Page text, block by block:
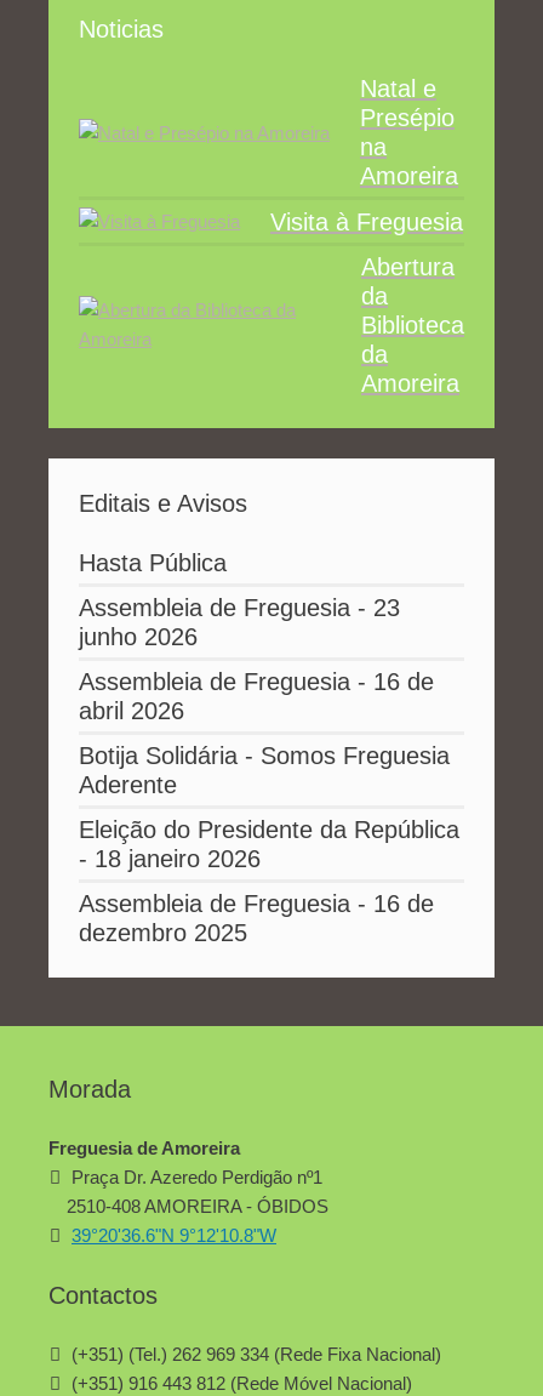
Noticias
Natal e
Presépio
na
Amoreira
Visita à Freguesia
Abertura
da
Biblioteca
da
Amoreira
Editais e Avisos
Hasta Pública
Assembleia de Freguesia - 23
junho 2026
Assembleia de Freguesia - 16 de
abril 2026
Botija Solidária - Somos Freguesia
Aderente
Eleição do Presidente da República
- 18 janeiro 2026
Assembleia de Freguesia - 16 de
dezembro 2025
Morada
Freguesia de Amoreira
Praça Dr. Azeredo Perdigão nº1
2510-408 AMOREIRA - ÓBIDOS
39°20'36.6"N 9°12'10.8"W
Contactos
(+351) (Tel.) 262 969 334 (Rede Fixa Nacional)
(+351) 916 443 812 (Rede Móvel Nacional)